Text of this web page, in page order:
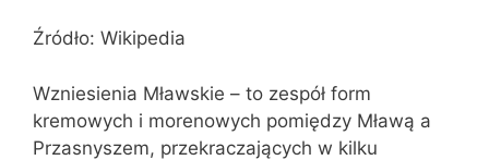
Źródło: Wikipedia
Wzniesienia Mławskie – to zespół form
kremowych i morenowych pomiędzy Mławą a
Przasnyszem, przekraczających w kilku